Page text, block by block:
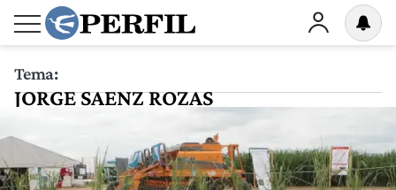
Tema:
JORGE SAENZ ROZAS